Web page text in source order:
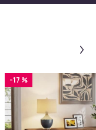
-17 %